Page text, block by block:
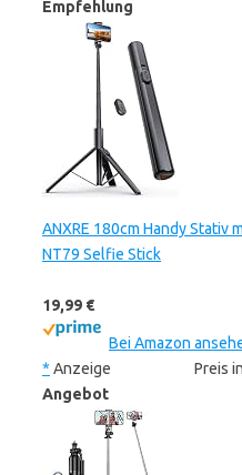
Empfehlung
ANXRE 180cm Handy Stativ
NT79 Selfie Stick
19,99 €
Bei Amazon
* Anzeige
Preis
Angebot